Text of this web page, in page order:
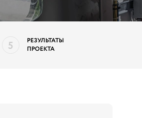
5
РЕЗУЛЬТАТЫ
ПРОЕКТА